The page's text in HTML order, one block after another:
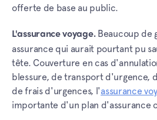
offerte de base au public.
L'assurance voyage.Beaucoup de
assurance qui aurait pourtant pu
tête. Couverture en cas
blessure, de transport d'urgence,
de frais d'urgences, l'assurance
importante d'un plan d'assurance